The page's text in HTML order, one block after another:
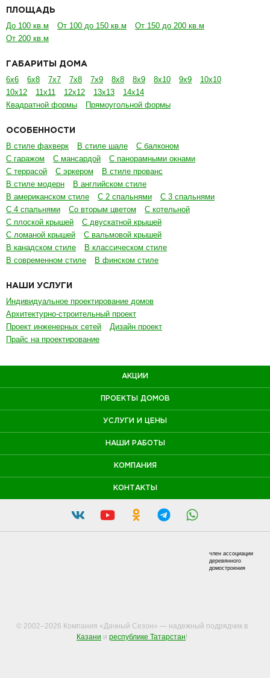
ПЛОЩАДЬ
До 100 кв.м От 100 до 150 кв.м
От 150 до 200 кв.м
От 200 кв.м
ГАБАРИТЫ ДОМА
6х6 6х8 7х7 7х8 7х9 8х8 8х9 8х10 9х9
10х10
10х12
11х11 12х12 13х13
14х14
Квадратной формы
Прямоугольной формы
ОСОБЕННОСТИ
В стиле фахверк В стиле шале
С балконом
С гаражом
С мансардой
С панорамными окнами
С террасой
С эркером
В стиле прованс
В стиле модерн
В английском стиле
В американском стиле
С 2 спальнями
С 3 спальнями
С 4 спальнями
Со вторым цветом
С котельной
С плоской крышей
С двускатной крышей
С ломаной крышей
С вальмовой крышей
В канадском стиле
В классическом стиле
В современном стиле
В финском стиле
НАШИ УСЛУГИ
Индивидуальное проектирование домов
Архитектурно-строительный проект
Проект инженерных сетей
Дизайн проект
Прайс на проектирование
АКЦИИ
ПРОЕКТЫ ДОМОВ
УСЛУГИ И ЦЕНЫ
НАШИ РАБОТЫ
КОМПАНИЯ
КОНТАКТЫ
© 2002–2026 Компания «Дачный Сезон» — надежный подрядчик в
Казани и республике Татарстан!
член ассоциации
деревянного
домостроения